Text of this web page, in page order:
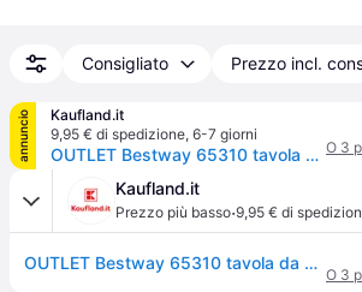
Consigliato Prezzo incl.
annuncio
Kaufland.it
9,95 € di spedizione, 6-7 giorni
OUTLET Bestway 65310 tavola da surf tavola da stand up paddle (SUP) O 3
Kaufland.it
Prezzo più basso·9,95 € di
OUTLET Bestway 65310 tavola da surf tavola da stand up paddle (SUP)
O 3